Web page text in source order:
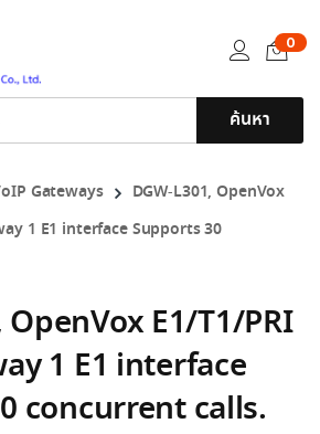
ค้นหา
0
Gateways
DGW-L301, OpenVox
1 E1 interface Supports 30
OpenVox E1/T1/PRI
1 E1 interface
concurrent calls.